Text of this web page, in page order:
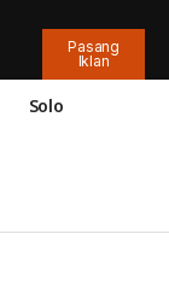
Pasang
Iklan
Solo